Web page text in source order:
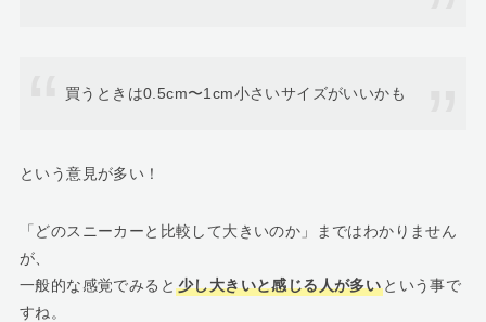
買うときは0.5cm〜1cm小さいサイズがいいかも
という意見が多い！
「どのスニーカーと比較して大きいのか」まではわかりません
が、
一般的な感覚でみると 少し大きいと感じる人が多い という事で
すね。